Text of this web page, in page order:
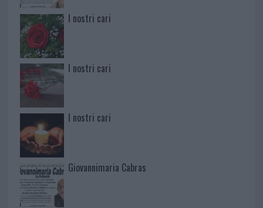
I nostri cari
I nostri cari
I nostri cari
Giovannimaria Cabras